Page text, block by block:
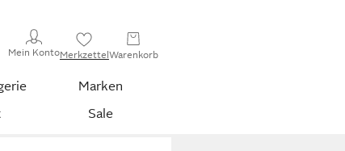
Mein KontoMerkzettelWarenkorb
Marken
Sale